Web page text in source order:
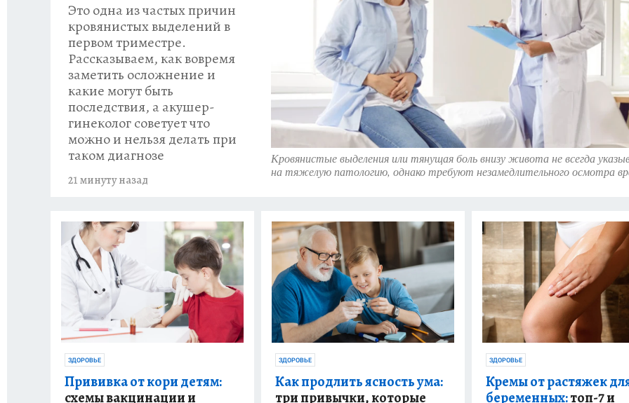
Кровянистые выделения или тянущая боль внизу живота не всегда
на тяжелую патологию, однако требуют незамедлительного осмотра
Это одна из частых причин
кровянистых выделений в
первом триместре.
Рассказываем, как вовремя
заметить осложнение и
какие могут быть
последствия, а акушер-
гинеколог советует что
можно и нельзя делать при
таком диагнозе
21 минуту назад
ЗДОРОВЬЕ
Прививка от кори детям:
схемы вакцинации и
ЗДОРОВЬЕ
Как продлить ясность ума:
три привычки, которые
ЗДОРОВЬЕ
Кремы от растяжек
беременных:топ-7 и